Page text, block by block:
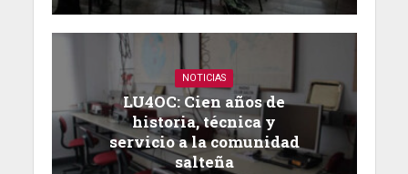
NOTICIAS
LU4OC: Cien años de
historia, técnica y
servicio a la comunidad
salteña